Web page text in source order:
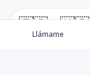
🇪🇸 🇺🇸
Llámame